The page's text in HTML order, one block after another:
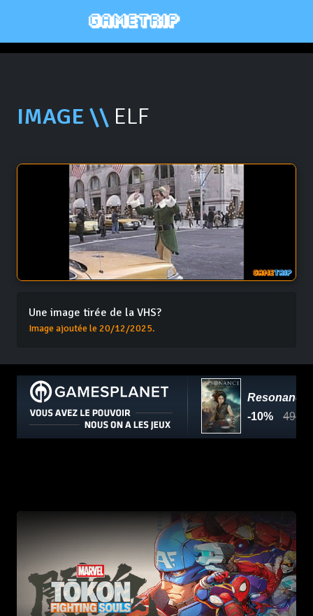
IMAGE \\ ELF
Une image tirée de la VHS?
Image ajoutée le 20/12/2025.